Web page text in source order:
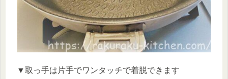
▼取っ手は片手でワンタッチで着脱できます